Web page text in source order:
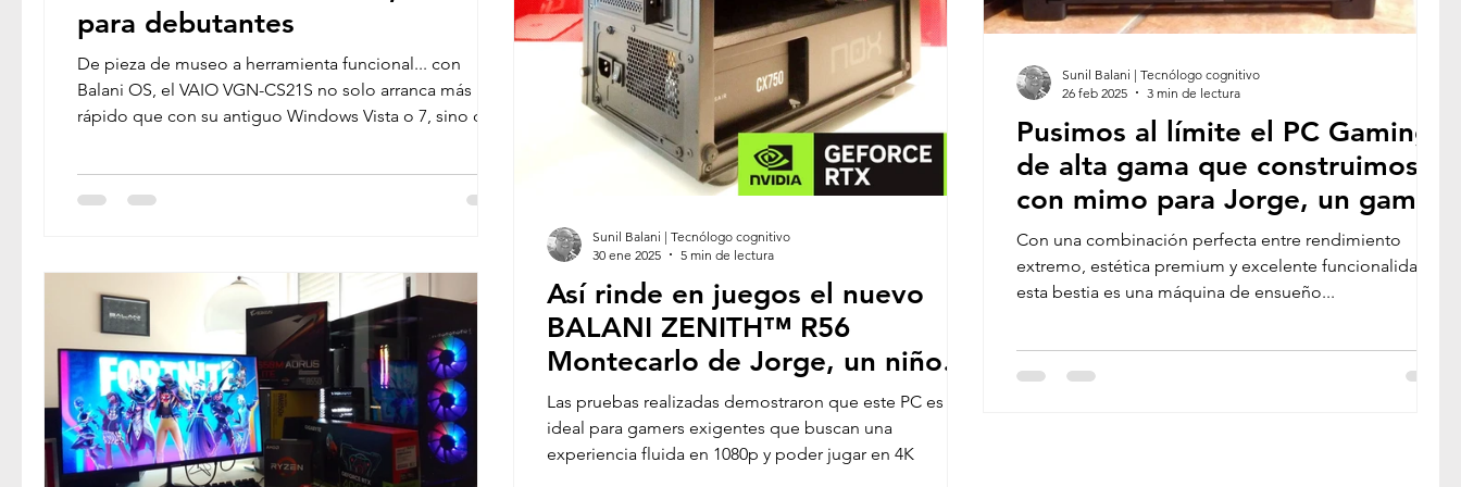
para debutantes
De pieza de museo a herramienta funcional... con
Balani OS, el VAIO VGN-CS21S no solo arranca más
rápido que con su antiguo Windows Vista o 7, sino que
demuestra que la tecnología no caduca, solo necesita
Pusimos al límite el PC Gaming
de alta gama que construimos
con mimo para Jorge, un gamer
entusiasta
Con una combinación perfecta entre rendimiento
extremo, estética premium y excelente funcionalidad,
esta bestia es una máquina de ensueño...
Sunil Balani | Tecnólogo cognitivo
26 feb 2025
3 min de lectura
Así rinde en juegos el nuevo
BALANI ZENITH™ R56
Montecarlo de Jorge, un niño
gamer de Huesca
Las pruebas realizadas demostraron que este PC es
ideal para gamers exigentes que buscan una
experiencia fluida en 1080p y poder jugar en 4K
Sunil Balani | Tecnólogo cognitivo
30 ene 2025
5 min de lectura